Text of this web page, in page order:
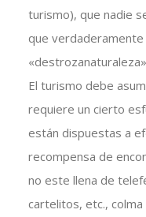
turismo), que nadie
que verdaderamente
El turismo debe
requiere un cierto
están dispuestas a
recompensa de
no este llena de
cartelitos, etc., colma